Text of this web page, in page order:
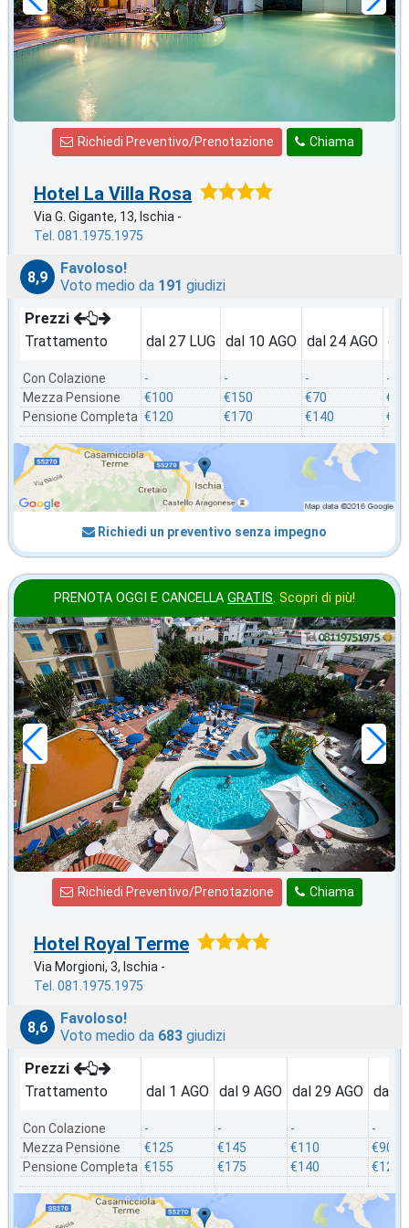
Chiama
Richiedi Preventivo/Prenotazione
Hotel La Villa Rosa
Via G. Gigante, 13, Ischia -
Tel. 081.1975.1975
8,9
Favoloso!
Voto medio da 191 giudizi
Prezzi
Trattamento
Con Colazione
Mezza Pensione
Pensione Completa
dal 27 LUG
-
€100
€120
dal 10 AGO
-
€150
€170
dal 24 AGO
-
€70
€140
-
€97
Richiedi un preventivo senza impegno
PRENOTA OGGI E CANCELLA GRATIS. Scopri di più!
agosto
in offerta da
€110,00
a notte
Chiama
Richiedi Preventivo/Prenotazione
Hotel Royal Terme
Via Morgioni, 3, Ischia -
Tel. 081.1975.1975
8,6
Favoloso!
Voto medio da 683 giudizi
Prezzi
Trattamento
Con Colazione
Mezza Pensione
Pensione Completa
dal 1 AGO
-
€125
€155
dal 9 AGO
-
€145
€175
dal 29 AGO
-
€110
€140
dal
-
€90
€120